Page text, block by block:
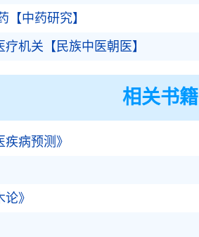
【中药研究】
机关【民族中医朝医】
相关书籍
病预测》
》